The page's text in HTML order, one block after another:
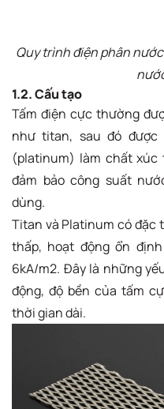
Quy trình điện phân
1.2. Cấu tạo
Tấm điện cực thường
như titan, sau đó
(platinum) làm chất xúc
đảm bảo công suất
dùng.
Titan và Platinum có
thấp, hoạt động ổn
6kA/m2. Đây là những
động, độ bền của tấm
thời gian dài.